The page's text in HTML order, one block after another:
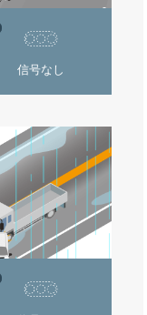
信号なし